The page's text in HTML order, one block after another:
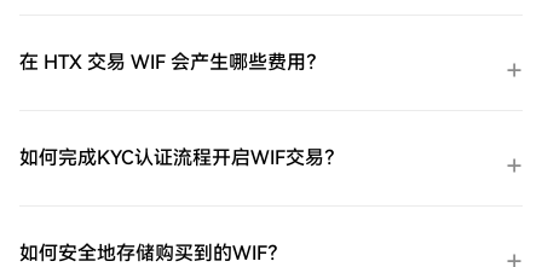
在 HTX 交易 WIF 会产生哪些费用？
如何完成KYC认证流程开启WIF交易？
如何安全地存储购买到的WIF？